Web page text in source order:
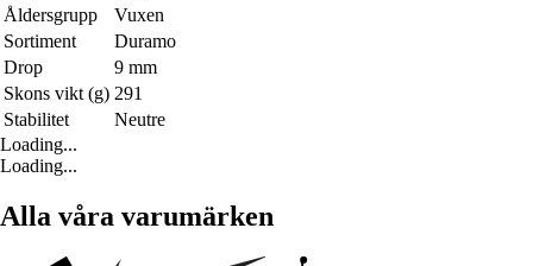
Åldersgrupp
Vuxen
Sortiment
Duramo
Drop
9 mm
Skons vikt (g) 291
Stabilitet
Neutre
Loading...
Loading...
Alla våra varumärken